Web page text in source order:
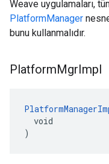
Weave uygulamaları,
PlatformManager
bunu kullanmalıdır.
PlatformMgrImpl
  void
)